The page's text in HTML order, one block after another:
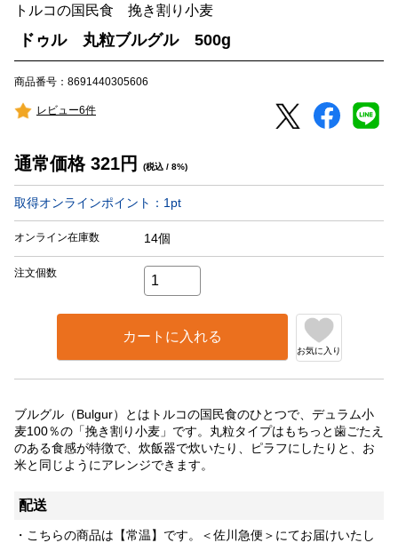
トルコの国民食 挽き割り小麦
ドゥル 丸粒ブルグル 500g
商品番号：8691440305606
レビュー6件
通常価格 321円 (税込 / 8%)
取得オンラインポイント： 1 pt
オンライン在庫数 14個
注文個数
カートに入れる
お気に入り
ブルグル（Bulgur）とはトルコの国民食のひとつで、デュラム小
麦100％の「挽き割り小麦」です。丸粒タイプはもちっと歯ごたえ
のある食感が特徴で、炊飯器で炊いたり、ピラフにしたりと、お
米と同じようにアレンジできます。
配送
・こちらの商品は【常温】です。＜佐川急便＞にてお届けいたし